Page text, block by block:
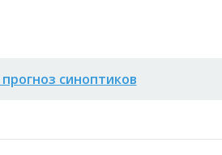
синоптиков